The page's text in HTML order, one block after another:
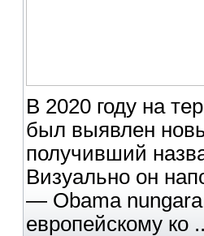
В 2020 году на
был выявлен
получивший
Визуально он
— Obama
европейскому ко